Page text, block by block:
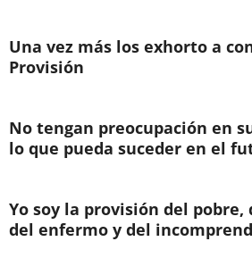
Una vez más los exhorto a
Provisión
No tengan preocupación en
lo que pueda suceder en el
Yo soy la provisión del pobre,
del enfermo y del